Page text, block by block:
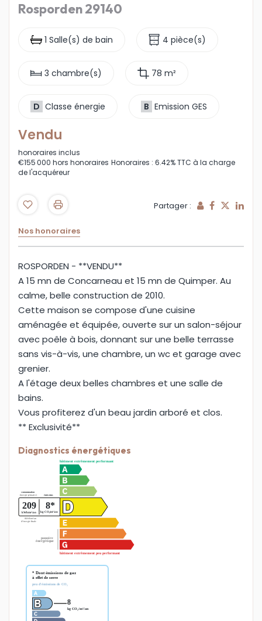
Rosporden 29140
1 Salle(s) de bain 4 pièce(s)
3 chambre(s) 78 m²
D Classe énergie B Emission GES
Vendu
honoraires inclus
€155 000 hors honoraires Honoraires : 6.42% TTC à la charge
de l'acquéreur
Partager :
Nos honoraires
ROSPORDEN - **VENDU**
A 15 mn de Concarneau et 15 mn de Quimper. Au
calme, belle construction de 2010.
Cette maison se compose d'une cuisine
aménagée et équipée, ouverte sur un salon-séjour
avec poêle à bois, donnant sur une belle terrasse
sans vis-à-vis, une chambre, un wc et garage avec
grenier.
A l'étage deux belles chambres et une salle de
bains.
Vous profiterez d'un beau jardin arboré et clos.
** Exclusivité**
Diagnostics énergétiques